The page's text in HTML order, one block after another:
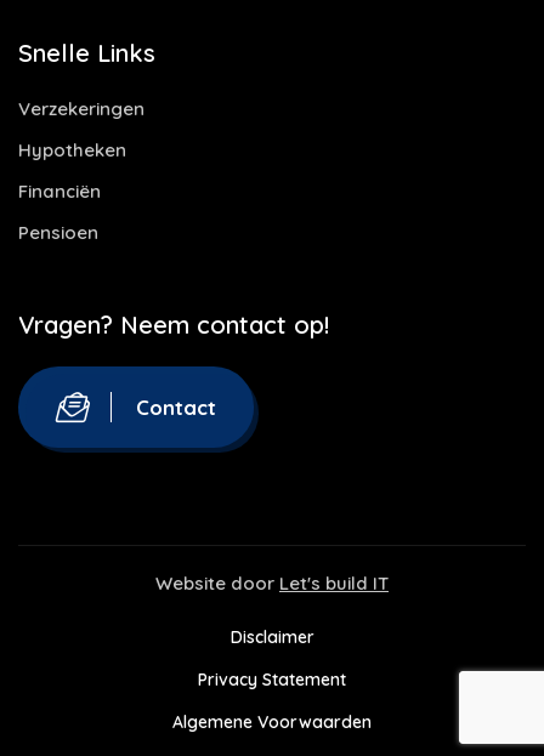
Snelle Links
Verzekeringen
Hypotheken
Financiën
Pensioen
Vragen? Neem contact op!
Contact
Website door Let's build IT
Disclaimer
Privacy Statement
Algemene Voorwaarden